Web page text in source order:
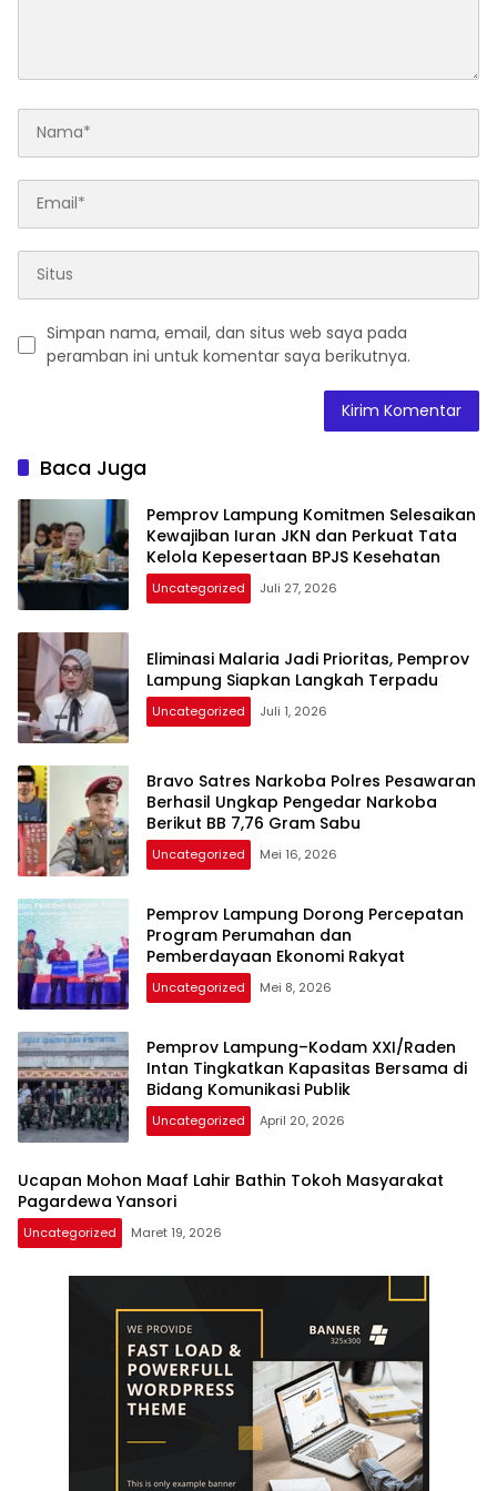
Simpan nama, email, dan situs web saya pada
peramban ini untuk komentar saya berikutnya.
Baca Juga
Pemprov Lampung Komitmen Selesaikan
Kewajiban Iuran JKN dan Perkuat Tata
Kelola Kepesertaan BPJS Kesehatan
Uncategorized Juli 27, 2026
Eliminasi Malaria Jadi Prioritas, Pemprov
Lampung Siapkan Langkah Terpadu
Uncategorized Juli 1, 2026
Bravo Satres Narkoba Polres Pesawaran
Berhasil Ungkap Pengedar Narkoba
Berikut BB 7,76 Gram Sabu
Uncategorized Mei 16, 2026
Pemprov Lampung Dorong Percepatan
Program Perumahan dan
Pemberdayaan Ekonomi Rakyat
Uncategorized Mei 8, 2026
Pemprov Lampung–Kodam XXI/Raden
Intan Tingkatkan Kapasitas Bersama di
Bidang Komunikasi Publik
Uncategorized April 20, 2026
Ucapan Mohon Maaf Lahir Bathin Tokoh Masyarakat
Pagardewa Yansori
Uncategorized Maret 19, 2026